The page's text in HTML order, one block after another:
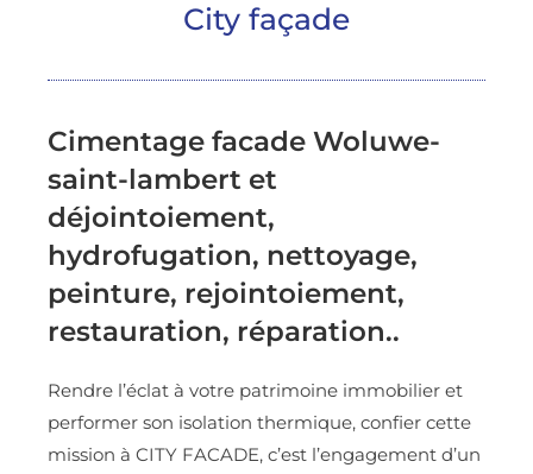
City façade
Cimentage facade Woluwe-
saint-lambert et
déjointoiement,
hydrofugation, nettoyage,
peinture, rejointoiement,
restauration, réparation..
Rendre l’éclat à votre patrimoine immobilier et
performer son isolation thermique, confier cette
mission à CITY FACADE, c’est l’engagement d’un